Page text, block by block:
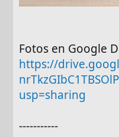
Fotos en Google
https://
usp=sharing
-----------